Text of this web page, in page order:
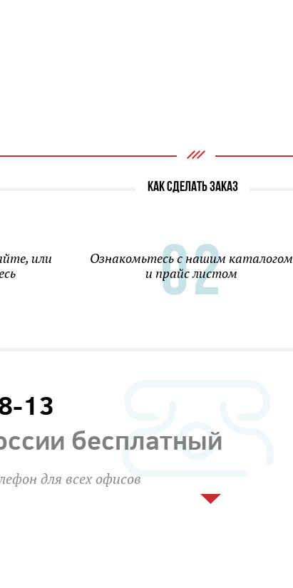
КАК СДЕЛАТЬ ЗАКАЗ
или
Ознакомьтесь с нашим каталогом
и прайс листом
13
бесплатный
для всех офисов